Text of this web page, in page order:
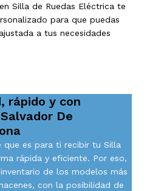
Silla de Ruedas Eléctrica te
para que puedas
a tus necesidades
rápido y con
De
es para ti recibir tu Silla
rápida y eficiente. Por eso,
de los modelos más
con la posibilidad de